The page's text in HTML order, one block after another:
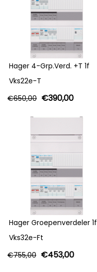
Hager 4-Grp.Verd. +T 1f
Vks22e-T
€650,00 €390,00
Hager Groepenverdeler 1f
Vks32e-Ft
€755,00 €453,00